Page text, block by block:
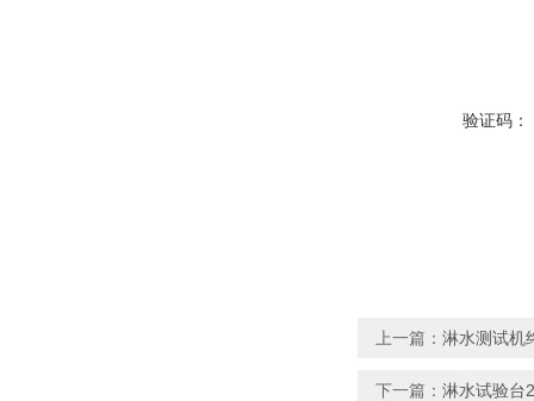
验证码：
上一篇： 淋水测试机
下一篇： 淋水试验台